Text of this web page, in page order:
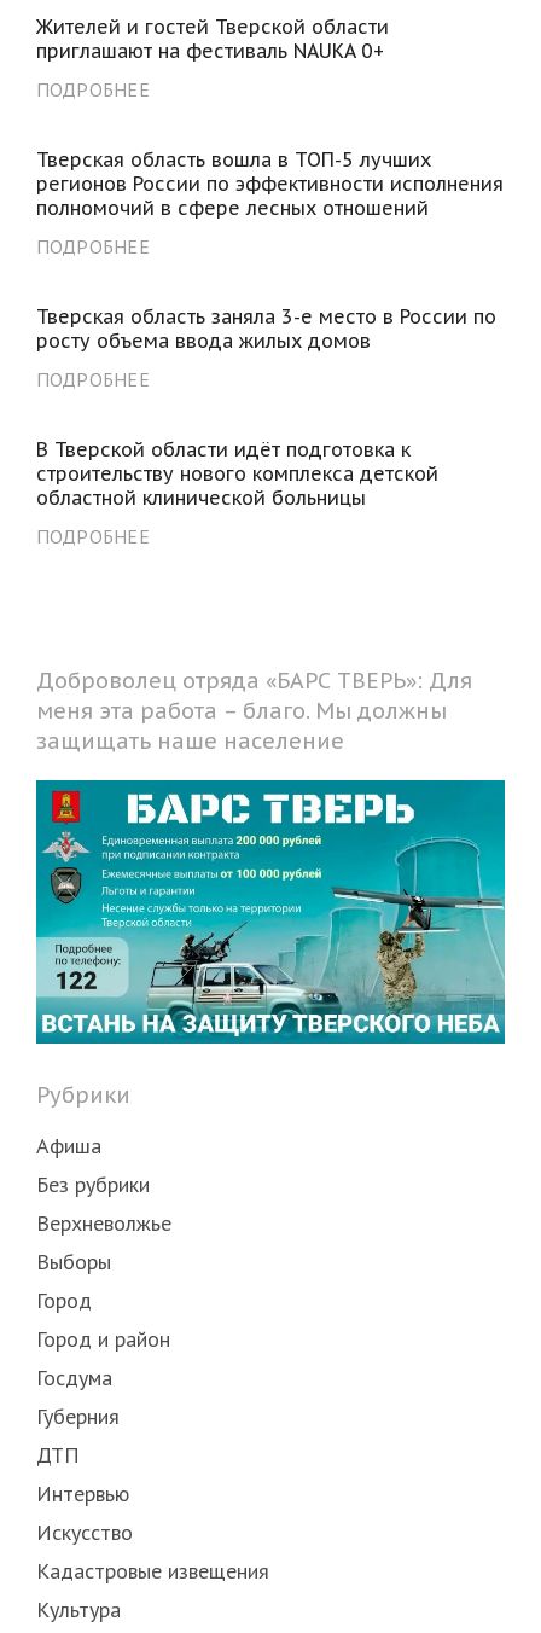
Жителей и гостей Тверской области
приглашают на фестиваль NAUKA 0+
ПОДРОБНЕЕ
Тверская область вошла в ТОП-5 лучших
регионов России по эффективности исполнения
полномочий в сфере лесных отношений
ПОДРОБНЕЕ
Тверская область заняла 3-е место в России по
росту объема ввода жилых домов
ПОДРОБНЕЕ
В Тверской области идёт подготовка к
строительству нового комплекса детской
областной клинической больницы
ПОДРОБНЕЕ
Доброволец отряда «БАРС ТВЕРЬ»: Для
меня эта работа – благо. Мы должны
защищать наше население
Рубрики
Афиша
Без рубрики
Верхневолжье
Выборы
Город
Город и район
Госдума
Губерния
ДТП
Интервью
Искусство
Кадастровые извещения
Культура